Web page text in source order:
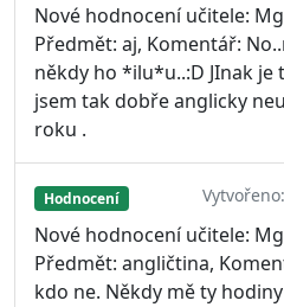
Nové hodnocení učitele:
Předmět: aj, Komentář:
někdy ho *ilu*u..:D JInak
jsem tak dobře anglicky
roku .
Hodnocení
Nové hodnocení učitele:
Předmět: angličtina,
kdo ne. Někdy mě ty